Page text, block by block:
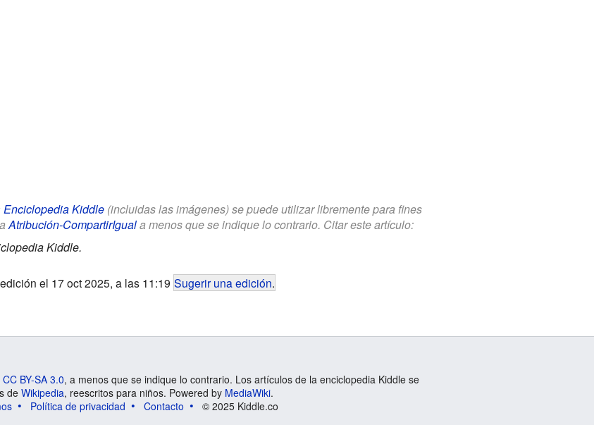
Enciclopedia Kiddle(incluidas las imágenes) se puede utilizar libremente para fines
Atribución-CompartirIguala menos que se indique lo contrario. Citar este artículo:
Kiddle.
el 17 oct 2025, a las 11:19 Sugerir una edición.
CC BY-SA 3.0, a menos que se indique lo contrario. Los artículos de la enciclopedia Kiddle se
de Wikipedia, reescritos para niños. Powered by MediaWiki.
Política de privacidad Contacto © 2025 Kiddle.co